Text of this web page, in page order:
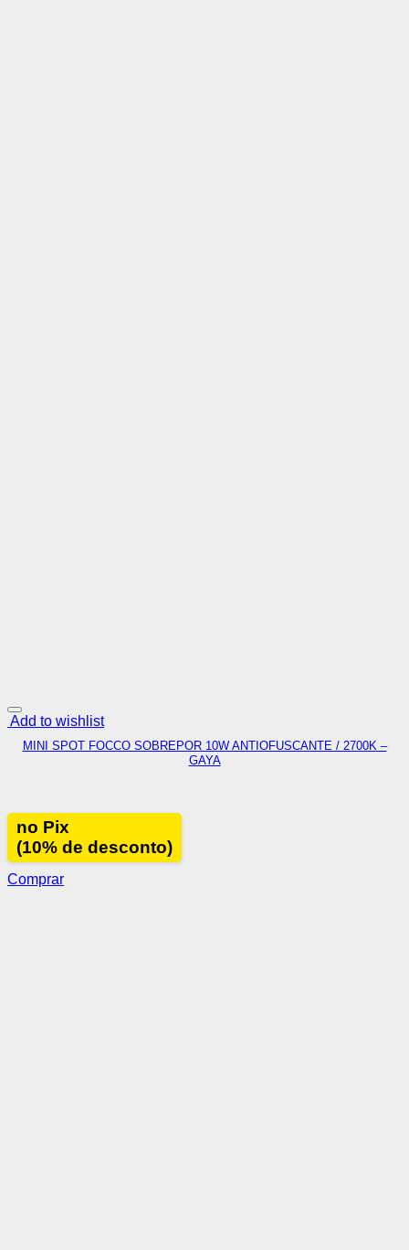
Add to wishlist
MINI SPOT FOCCO SOBREPOR 10W ANTIOFUSCANTE / 2700K –
GAYA
no Pix
(10% de desconto)
Comprar